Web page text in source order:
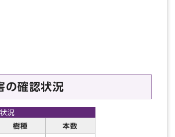
の確認状況
況
樹種 本数